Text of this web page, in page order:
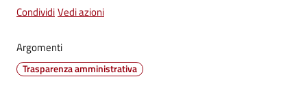
gli
argomenti...
CondividiVedi azioni
Argomenti
Trasparenza amministrativa